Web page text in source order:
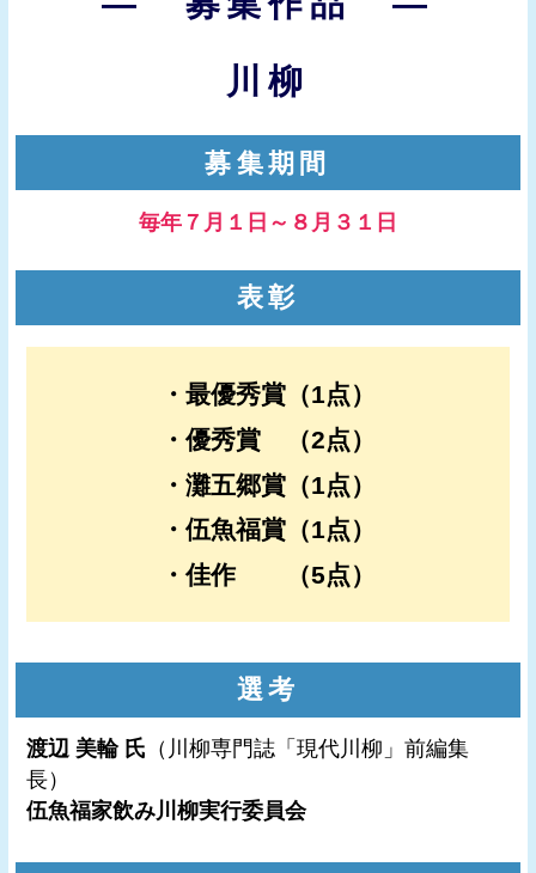
川柳
募集期間
毎年７月１日～８月３１日
表彰
・最優秀賞（1点）
・優秀賞 （2点）
・灘五郷賞（1点）
・伍魚福賞（1点）
・佳作 （5点）
選考
渡辺 美輪 氏 （川柳専門誌「現代川柳」前編集
長）
伍魚福家飲み川柳実行委員会